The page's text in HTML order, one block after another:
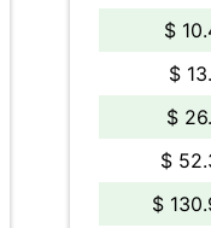
$
$
$
$
$